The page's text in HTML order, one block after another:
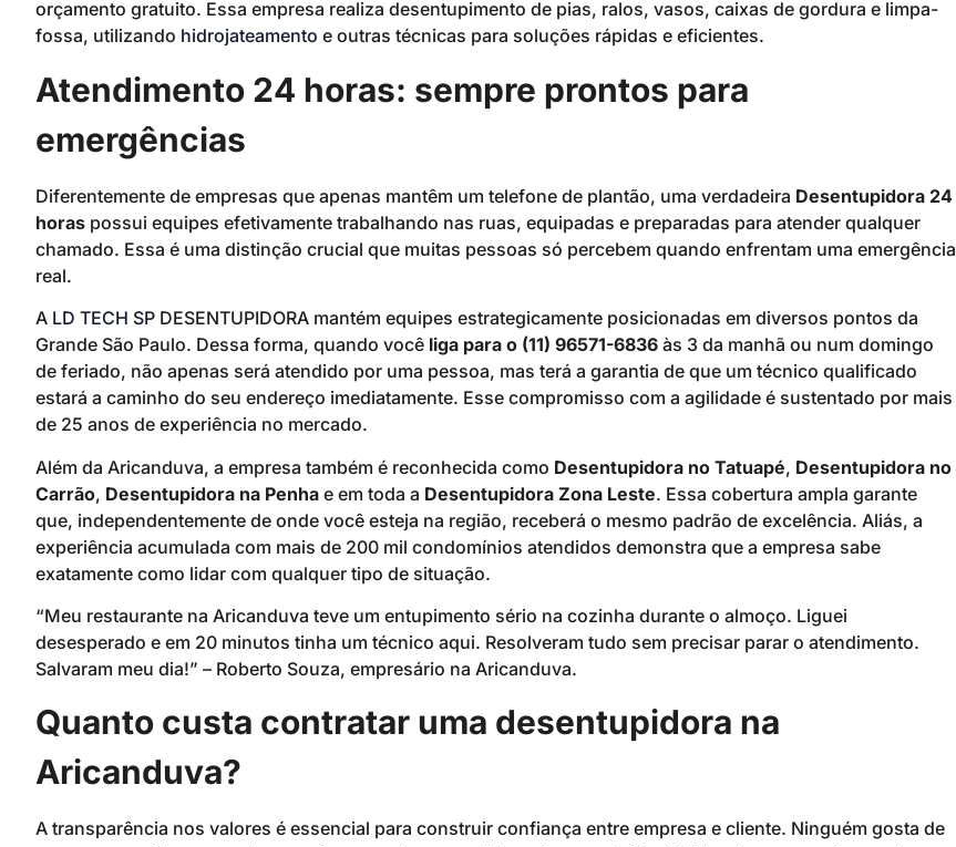
orçamento gratuito. Essa empresa realiza desentupimento de pias, ralos, vasos, caixas de gordura e limpa-
fossa, utilizando hidrojateamento e outras técnicas para soluções rápidas e eficientes.
Atendimento 24 horas: sempre prontos para
emergências
Diferentemente de empresas que apenas mantêm um telefone de plantão, uma verdadeira Desentupidora 24
horas possui equipes efetivamente trabalhando nas ruas, equipadas e preparadas para atender qualquer
chamado. Essa é uma distinção crucial que muitas pessoas só percebem quando enfrentam uma emergência
real.
A LD TECH SP DESENTUPIDORA mantém equipes estrategicamente posicionadas em diversos pontos da
Grande São Paulo. Dessa forma, quando você liga para o (11) 96571-6836 às 3 da manhã ou num domingo
de feriado, não apenas será atendido por uma pessoa, mas terá a garantia de que um técnico qualificado
estará a caminho do seu endereço imediatamente. Esse compromisso com a agilidade é sustentado por mais
de 25 anos de experiência no mercado.
Além da Aricanduva, a empresa também é reconhecida como Desentupidora no Tatuapé, Desentupidora no
Carrão, Desentupidora na Penha e em toda a Desentupidora Zona Leste. Essa cobertura ampla garante
que, independentemente de onde você esteja na região, receberá o mesmo padrão de excelência. Aliás, a
experiência acumulada com mais de 200 mil condomínios atendidos demonstra que a empresa sabe
exatamente como lidar com qualquer tipo de situação.
“Meu restaurante na Aricanduva teve um entupimento sério na cozinha durante o almoço. Liguei
desesperado e em 20 minutos tinha um técnico aqui. Resolveram tudo sem precisar parar o atendimento.
Salvaram meu dia!” – Roberto Souza, empresário na Aricanduva.
Quanto custa contratar uma desentupidora na
Aricanduva?
A transparência nos valores é essencial para construir confiança entre empresa e cliente. Ninguém gosta de